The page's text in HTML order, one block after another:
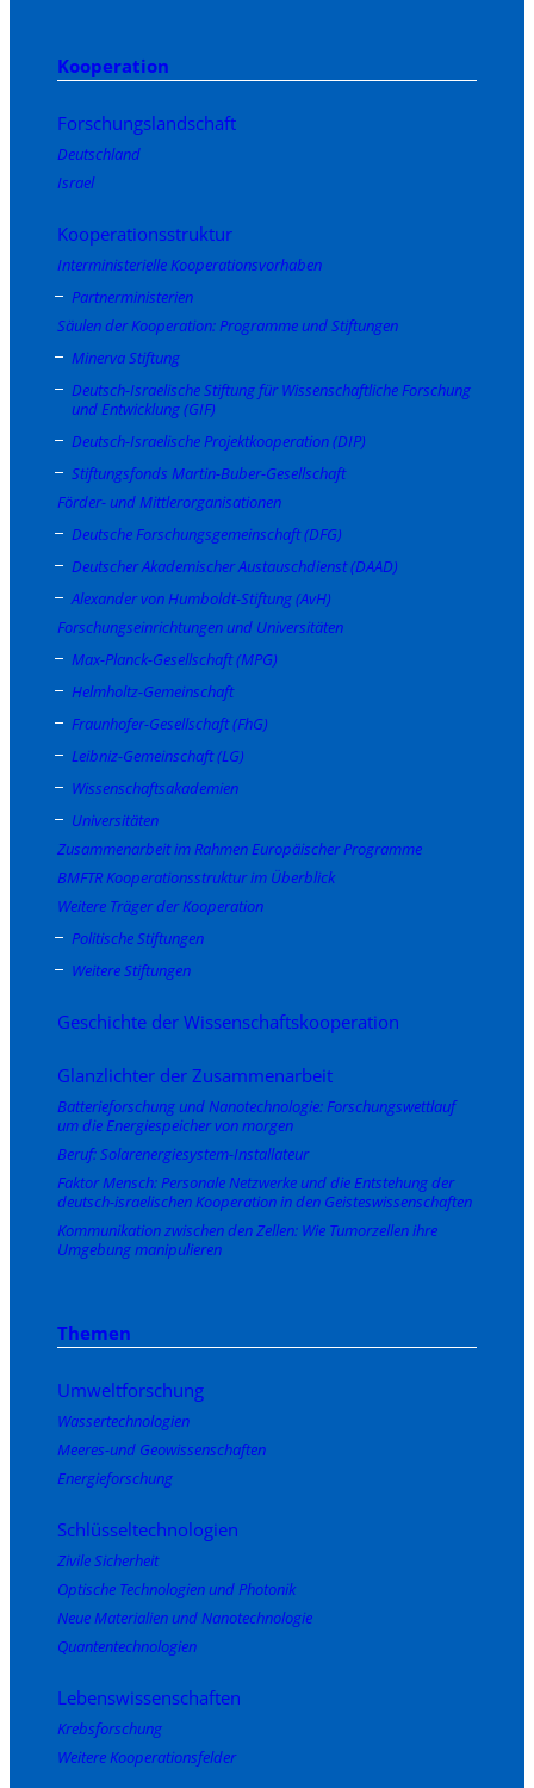
Kooperation
Forschungslandschaft
Deutschland
Israel
Kooperationsstruktur
Interministerielle Kooperationsvorhaben
Partnerministerien
Säulen der Kooperation: Programme und Stiftungen
Minerva Stiftung
Deutsch-Israelische Stiftung für Wissenschaftliche Forschung
und Entwicklung (GIF)
Deutsch-Israelische Projektkooperation (DIP)
Stiftungsfonds Martin-Buber-Gesellschaft
Förder- und Mittlerorganisationen
Deutsche Forschungsgemeinschaft (DFG)
Deutscher Akademischer Austauschdienst (DAAD)
Alexander von Humboldt-Stiftung (AvH)
Forschungseinrichtungen und Universitäten
Max-Planck-Gesellschaft (MPG)
Helmholtz-Gemeinschaft
Fraunhofer-Gesellschaft (FhG)
Leibniz-Gemeinschaft (LG)
Wissenschaftsakademien
Universitäten
Zusammenarbeit im Rahmen Europäischer Programme
BMFTR Kooperationsstruktur im Überblick
Weitere Träger der Kooperation
Politische Stiftungen
Weitere Stiftungen
Geschichte der Wissenschaftskooperation
Glanzlichter der Zusammenarbeit
Batterieforschung und Nanotechnologie: Forschungswettlauf
um die Energiespeicher von morgen
Beruf: Solarenergiesystem-Installateur
Faktor Mensch: Personale Netzwerke und die Entstehung der
deutsch-israelischen Kooperation in den Geisteswissenschaften
Kommunikation zwischen den Zellen: Wie Tumorzellen ihre
Umgebung manipulieren
Themen
Umweltforschung
Wassertechnologien
Meeres-und Geowissenschaften
Energieforschung
Schlüsseltechnologien
Zivile Sicherheit
Optische Technologien und Photonik
Neue Materialien und Nanotechnologie
Quantentechnologien
Lebenswissenschaften
Krebsforschung
Weitere Kooperationsfelder